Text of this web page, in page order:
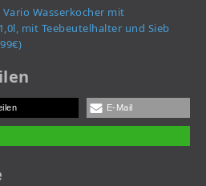
Wasserkocher mit
mit Teebeutelhalter und Sieb
E-Mail